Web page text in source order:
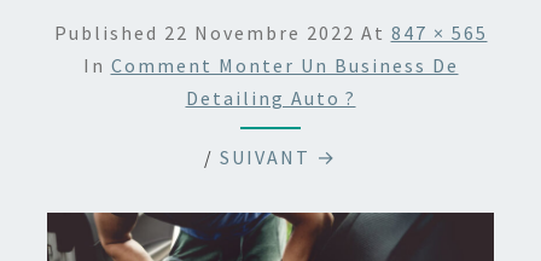
Published 22 Novembre 2022 At 847 × 565
In Comment Monter Un Business De
Detailing Auto ?
/ SUIVANT →